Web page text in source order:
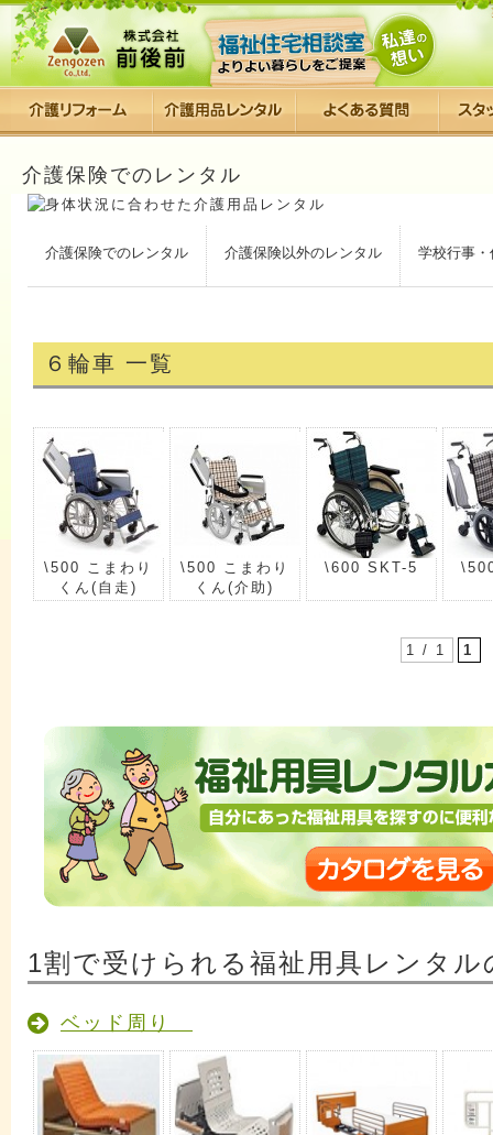
介護保険でのレンタル
介護保険でのレンタル 介護保険以外のレンタル 学校行事・
６輪車 一覧
\500 こまわり
くん(自走)
\500 こまわり
くん(介助)
\600 SKT-5
1 / 1 1
1割で受けられる福祉用具レンタル
ベッド周り